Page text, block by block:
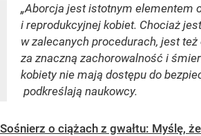
„Aborcja jest istotnym elementem
i reprodukcyjnej kobiet. Chociaż
w zalecanych procedurach, jest też
za znaczną zachorowalność i
kobiety nie mają dostępu do
podkreślają naukowcy.
Sośnierz o ciążach z gwałtu: Myślę,